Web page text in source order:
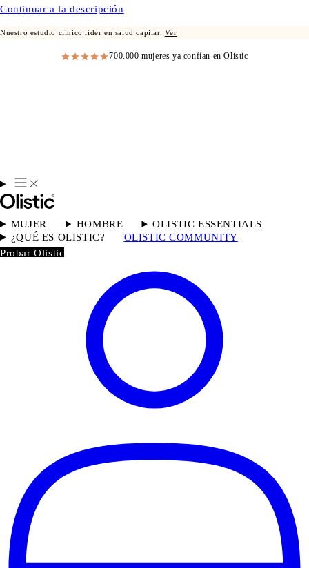
Continuar a la descripción
Nuestro estudio clínico líder en salud capilar. Ver
700.000 mujeres ya confían en Olistic
MUJER HOMBRE
OLISTIC ESSENTIALS
¿QUÉ ES OLISTIC?
OLISTIC COMMUNITY
Probar Olistic